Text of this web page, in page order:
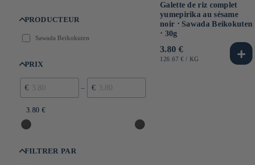
PRODUCTEUR
Sawada Beikokuten
PRIX
€ – €
3.80 €
3.80 €
FILTRER PAR
Galette de riz complet
yumepirika au sésame
noir ⋅ Sawada Beikokuten
⋅ 30g
Prix
habituel
3.80 €
PRIX
126.67 € / PAR
KG